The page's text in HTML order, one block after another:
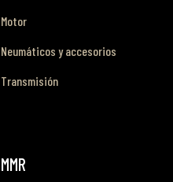
Motor
Neumáticos y accesorios
Transmisión
MMR